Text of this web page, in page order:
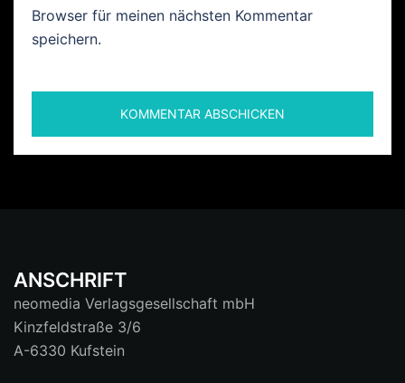
Browser für meinen nächsten Kommentar
speichern.
ANSCHRIFT
neomedia Verlagsgesellschaft mbH
Kinzfeldstraße 3/6
A-6330 Kufstein